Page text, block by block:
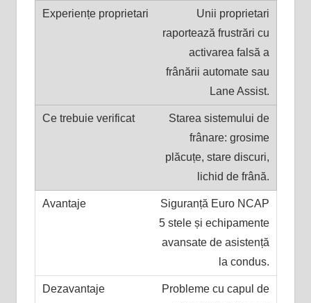
Unii proprietari
raportează frustrări cu
activarea falsă a
frânării automate sau
Lane Assist.
Starea sistemului de
frânare: grosime
plăcuțe, stare discuri,
lichid de frână.
Siguranță Euro NCAP
5 stele și echipamente
avansate de asistență
la condus.
Probleme cu capul de